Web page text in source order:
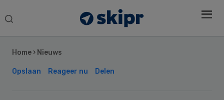
Search
Home › Nieuws
Opslaan Reageer nu Delen
Sidebar